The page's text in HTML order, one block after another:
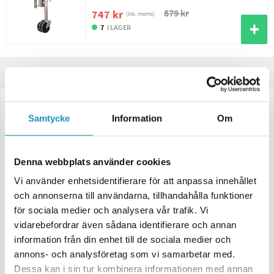
Samtycke Information Om
Denna webbplats använder cookies
Vi använder enhetsidentifierare för att anpassa innehållet
och annonserna till användarna, tillhandahålla funktioner
för sociala medier och analysera vår trafik. Vi
vidarebefordrar även sådana identifierare och annan
information från din enhet till de sociala medier och
annons- och analysföretag som vi samarbetar med.
Dessa kan i sin tur kombinera informationen med annan
747 kr (ink. moms) 879 kr
7 I LAGER
timmervagnar.Hålbilden för infästnings har många varianter och
passar i princip allt. Fästytan mot släpvagnen går att välja med måtten
Stödhjulet vinklas enkelt genom att spaken dras ut vilket frigör att
benet kan vridas framåt eller bakåt.
Stora fördelen med modellen är att den är mycket enklare att veva.
Detta eftersom veven sitter monterad på sidan av stödbenet. Det gör
att man får en mycket bättre kraft när man exempelvis skall veva ut
och lyfta loss ett lastat släp.